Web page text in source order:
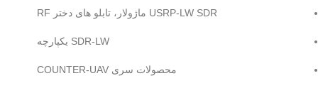
USRP-LW SDR ماژولار، تابلو های دختر RF
SDR-LW یکپارچه
محصولات سری COUNTER-UAV